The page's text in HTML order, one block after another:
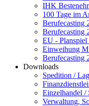
IHK
100 Tage im
Berufecasting
Berufecasting
EU - Planspiel
Einweihung
Berufecasting
Downloads
Spedition /
Einzelhandel /
Verwaltung,